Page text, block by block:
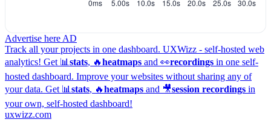
Advertise here AD
Track all your projects in one dashboard. UXWizz - self-hosted web
analytics! Get 📊 stats, 🔥heatmaps and 👀recordings in one self-
hosted dashboard. Improve your websites without sharing any of
your data. Get 📊 stats, 🔥heatmaps and 🎥session recordings in
your own, self-hosted dashboard!
uxwizz.com